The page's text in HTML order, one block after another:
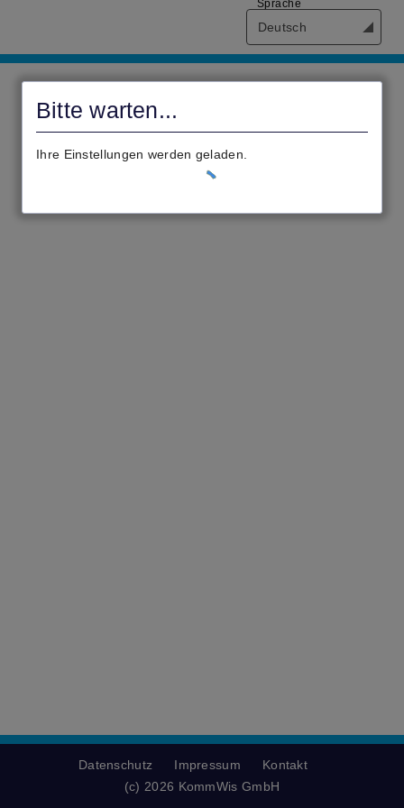
Bitte warten...
Ihre Einstellungen werden geladen.
Deutsch
Sprache
Verbandsgemeinde
Trarbach
Datenschutz Impressum
Kontakt
(c) 2026 KommWis GmbH